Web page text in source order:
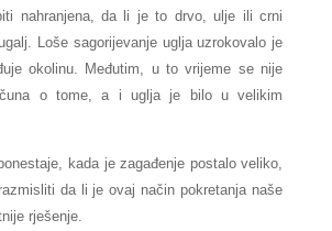
nahranjena, da li je to drvo, ulje ili crni
Loše sagorijevanje uglja uzrokovalo je
okolinu. Međutim, u to vrijeme se nije
o tome, a i uglja je bilo u velikim
, kada je zagađenje postalo veliko,
da li je ovaj način pokretanja naše
rješenje.